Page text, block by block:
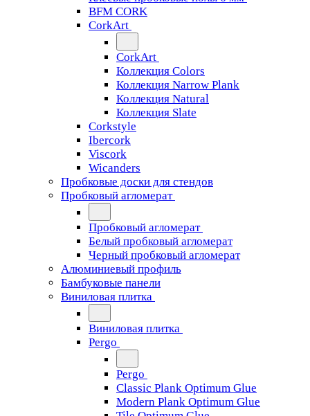
BFM CORK
CorkArt
CorkArt
Коллекция Colors
Коллекция Narrow Plank
Коллекция Natural
Коллекция Slate
Corkstyle
Ibercork
Viscork
Wicanders
Пробковые доски для стендов
Пробковый агломерат
Пробковый агломерат
Белый пробковый агломерат
Черный пробковый агломерат
Алюминиевый профиль
Бамбуковые панели
Виниловая плитка
Виниловая плитка
Pergo
Pergo
Classic Plank Optimum Glue
Modern Plank Optimum Glue